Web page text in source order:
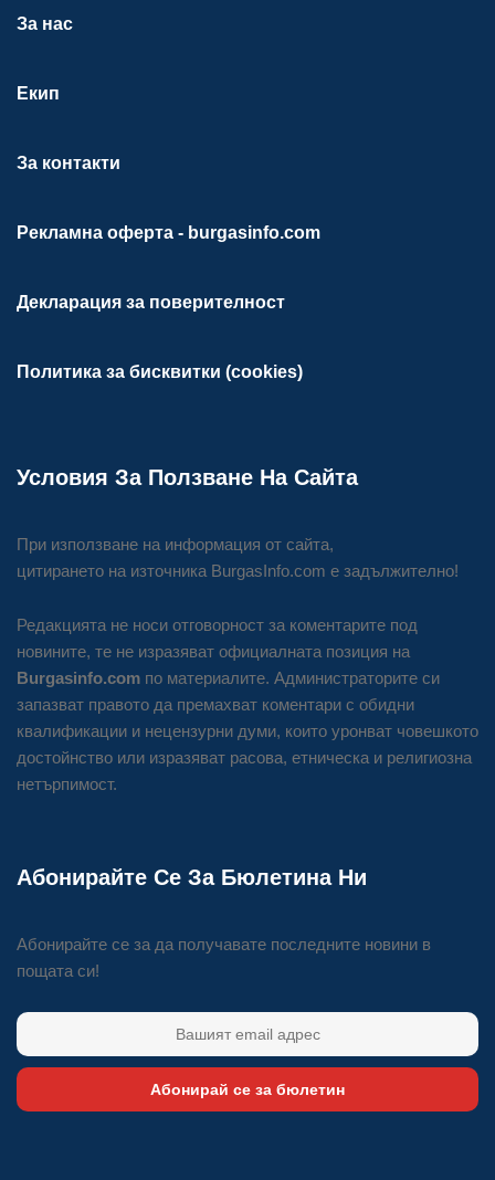
За нас
Екип
За контакти
Рекламна оферта - burgasinfo.com
Декларация за поверителност
Политика за бисквитки (cookies)
Условия За Ползване На Сайта
При използване на информация от сайта,
цитирането на източника BurgasInfo.com е задължително!
Редакцията не носи отговорност за коментарите под
новините, те не изразяват официалната позиция на
Burgasinfo.com по материалите. Администраторите си
запазват правото да премахват коментари с обидни
квалификации и нецензурни думи, които уронват човешкото
достойнство или изразяват расова, етническа и религиозна
нетърпимост.
Абонирайте Се За Бюлетина Ни
Абонирайте се за да получавате последните новини в
пощата си!
Абонирай се за бюлетин